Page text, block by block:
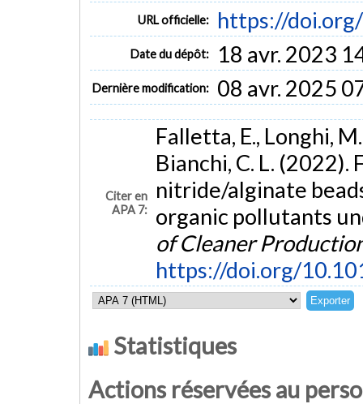
URL officielle: https://
Date du dépôt: 18 avr. 2023
Dernière modification: 08 avr. 2025
Citer en
APA 7:
Falletta, E., Longhi,
Bianchi, C. L.
nitride/alginate
organic pollutants
of Cleaner
https://doi.org/
Statistiques
Actions réservées au